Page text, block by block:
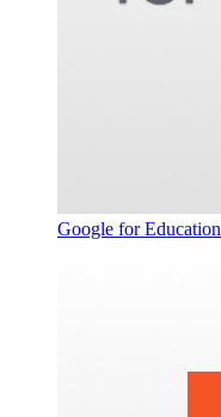
Google for Education